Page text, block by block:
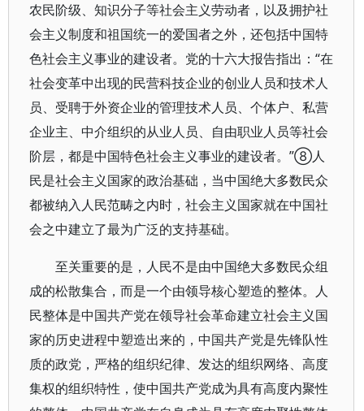
农民阶级、知识分子等社会主义劳动者，以及拥护社
会主义制度和祖国统一的爱国者之外，还包括中国特
色社会主义事业的建设者。党的十六大报告指出：“在
社会变革中出现的民营科技企业的创业人员和技术人
员、受聘于外资企业的管理技术人员、个体户、私营
企业主、中介组织的从业人员、自由职业人员等社会
阶层，都是中国特色社会主义事业的建设者。”⑧人
民是社会主义国家的政治基础，当中国绝大多数民众
都被纳入人民范畴之内时，社会主义国家就在中国社
会之中建立了最为广泛的支持基础。
至关重要的是，人民不是由中国绝大多数民众组
成的松散集合，而是一个由领导核心塑造的整体。人
民整体是中国共产党在领导社会革命建立社会主义国
家的历史进程中塑造出来的，中国共产党是先锋队性
质的政党，严格的组织纪律、发达的组织网络、高度
集权的组织特性，使中国共产党成为具有高度内聚性